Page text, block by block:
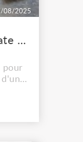
08/2025
3 Micros HF cravate possibilité vente à lunité 85 euros
pour
d'une
a
a